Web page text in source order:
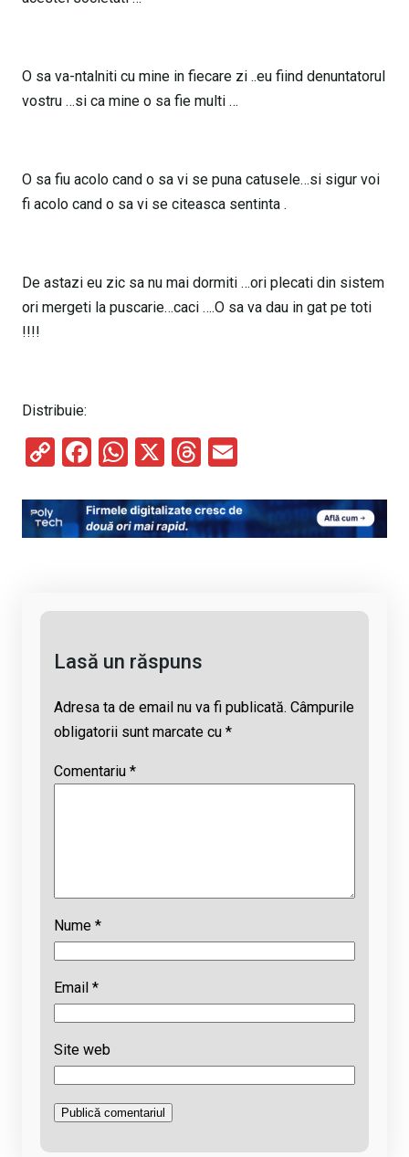
O sa va-ntalniti cu mine in fiecare zi ..eu fiind denuntatorul
vostru …si ca mine o sa fie multi …
O sa fiu acolo cand o sa vi se puna catusele…si sigur voi
fi acolo cand o sa vi se citeasca sentinta .
De astazi eu zic sa nu mai dormiti …ori plecati din sistem
ori mergeti la puscarie…caci ….O sa va dau in gat pe toti
!!!!
Distribuie:
C
py
Li
F
ce
b
W
at
s
X
T
e
a
ail
Lasă un răspuns
Adresa ta de email nu va fi publicată. Câmpurile
obligatorii sunt marcate cu *
Comentariu *
Nume *
Email *
Site web